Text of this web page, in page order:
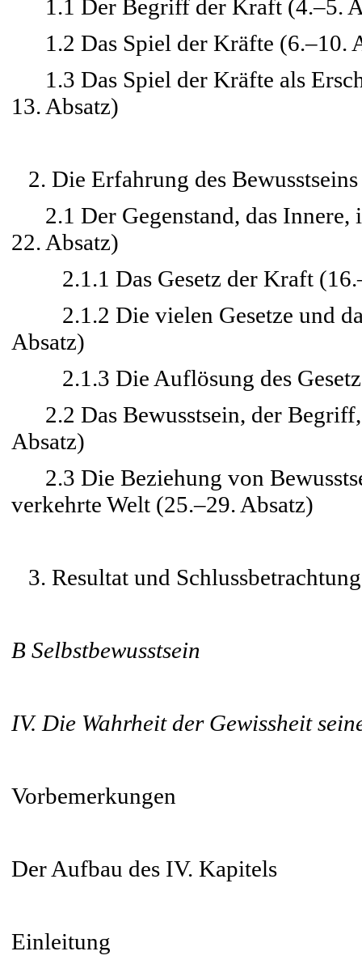
1.1 Der Begriff der Kraft (4.–5.
1.2 Das Spiel der Kräfte (6.–10.
1.3 Das Spiel der Kräfte als
13. Absatz)
2. Die Erfahrung des
2.1 Der Gegenstand, das Innere,
22. Absatz)
2.1.1 Das Gesetz der Kraft
2.1.2 Die vielen Gesetze und
Absatz)
2.1.3 Die Auflösung des
2.2 Das Bewusstsein, der
Absatz)
2.3 Die Beziehung von
verkehrte Welt (25.–29. Absatz)
3. Resultat und
B Selbstbewusstsein
IV. Die Wahrheit der Gewissheit
Vorbemerkungen
Der Aufbau des IV. Kapitels
Einleitung